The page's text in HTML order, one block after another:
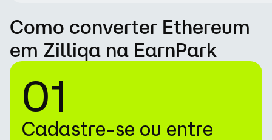
Como converter Ethereum
em Zilliqa na EarnPark
01
Cadastre-se ou entre